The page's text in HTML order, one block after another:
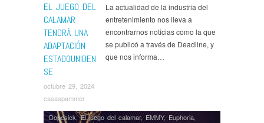
EL JUEGO DEL
CALAMAR
TENDRÁ UNA
ADAPTACIÓN
ESTADOUNIDEN
SE
octubre 29, 2024
casaspammer
La actualidad de la industria del
entretenimiento nos lleva a
encontrarnos noticias como la que
se publicó a través de Deadline, y
que nos informa…
Dopesick,El juego del calamar,EMMY,Euphoria,